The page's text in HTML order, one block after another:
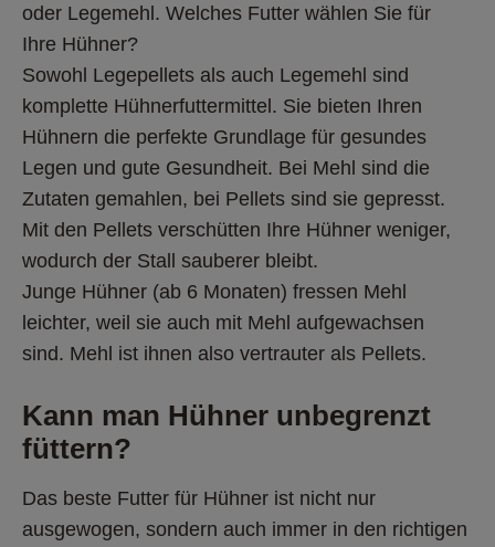
oder Legemehl. Welches Futter wählen Sie für
Ihre Hühner?
Sowohl Legepellets als auch Legemehl sind
komplette Hühnerfuttermittel. Sie bieten Ihren
Hühnern die perfekte Grundlage für gesundes
Legen und gute Gesundheit. Bei Mehl sind die
Zutaten gemahlen, bei Pellets sind sie gepresst.
Mit den Pellets verschütten Ihre Hühner weniger,
wodurch der Stall sauberer bleibt.
Junge Hühner (ab 6 Monaten) fressen Mehl
leichter, weil sie auch mit Mehl aufgewachsen
sind. Mehl ist ihnen also vertrauter als Pellets.
Kann man Hühner unbegrenzt
füttern?
Das beste Futter für Hühner ist nicht nur
ausgewogen, sondern auch immer in den richtigen